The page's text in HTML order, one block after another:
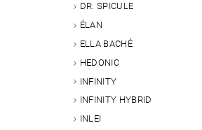
DR. SPICULE
ÉLAN
ELLA BACHÉ
HEDONIC
INFINITY
INFINITY HYBRID
INLEI